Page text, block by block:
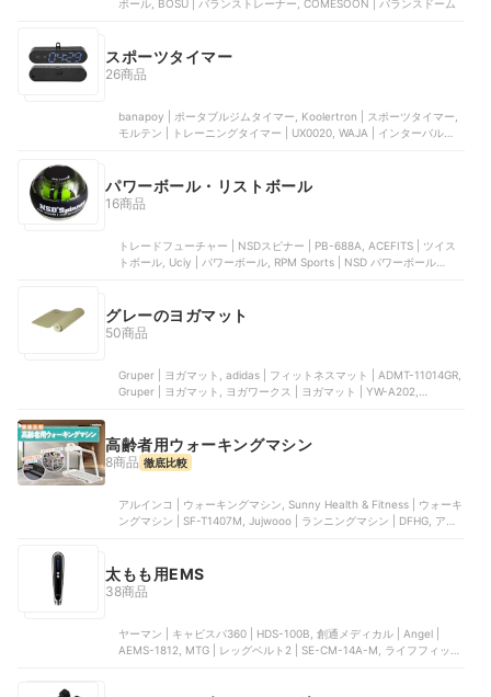
はヨガをしていいの？」「生理痛
疑問にお応えする“お役立ちアイテ
ム”もご紹介！！ ぜひヨガと合わ
こよくパワフルな大人女子を目指
ボール, BOSU | バランストレーナー, COMESOON | バランスドーム
スポーツタイマー
26商品
banapoy | ポータブルジムタイマー, Koolertron | スポーツタイマー,
モルテン | トレーニングタイマー | UX0020, WAJA | インターバルタ
パワーボール・リストボール
16商品
トレードフューチャー | NSDスピナー | PB-688A, ACEFITS | ツイス
トボール, Uciy | パワーボール, RPM Sports | NSD パワーボール
グレーのヨガマット
50商品
Gruper | ヨガマット, adidas | フィットネスマット | ADMT-11014GR,
Gruper | ヨガマット, ヨガワークス | ヨガマット | YW-A202,
高齢者用ウォーキングマシン
8商品 徹底比較
アルインコ | ウォーキングマシン, Sunny Health & Fitness | ウォーキ
ングマシン | SF-T1407M, Jujwooo | ランニングマシン | DFHG, アル
太もも用EMS
38商品
ヤーマン | キャビスパ360 | HDS-100B, 創通メディカル | Angel |
AEMS-1812, MTG | レッグベルト2 | SE-CM-14A-M, ライフフィット